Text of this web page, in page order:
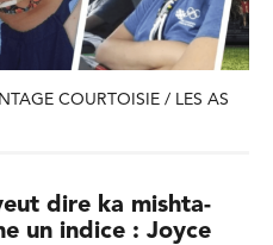
COURTOISIE / LES AS
dire ka mishta-
un indice : Joyce